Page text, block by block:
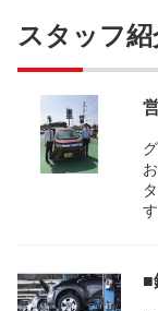
スタッフ紹
す
■